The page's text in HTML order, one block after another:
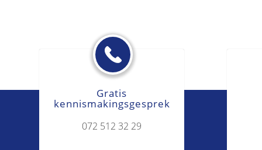
Gratis
kennismakingsgesprek
072 512 32 29